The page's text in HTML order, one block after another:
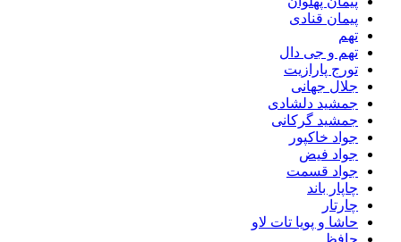
پیمان قنادی
تهم
تهم و جی دال
تورج پارازیت
جلال جهانی
جمشید دلشادی
جمشید گرکانی
جواد خاکپور
جواد فیض
جواد قسمت
چاپار باند
چارتار
حاشا و پویا تات لاو
حافظ